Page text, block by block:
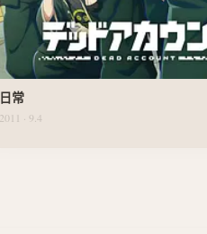
日常
2011 · 9.4